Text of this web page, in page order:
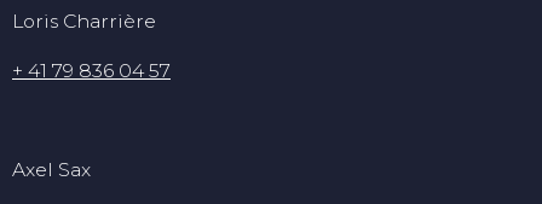
Loris Charrière
+ 41 79 836 04 57
Axel Sax